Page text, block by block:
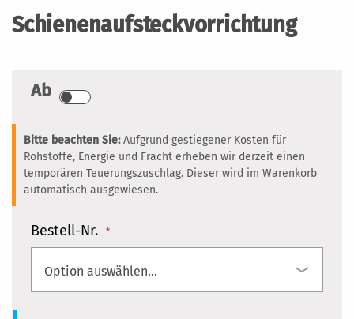
Schienenaufsteckvorrichtung
Ab
Bitte beachten Sie:Aufgrund gestiegener Kosten für
Rohstoffe, Energie und Fracht erheben wir derzeit einen
temporären Teuerungszuschlag. Dieser wird im Warenkorb
automatisch ausgewiesen.
Bestell-Nr.
Bildergalerie